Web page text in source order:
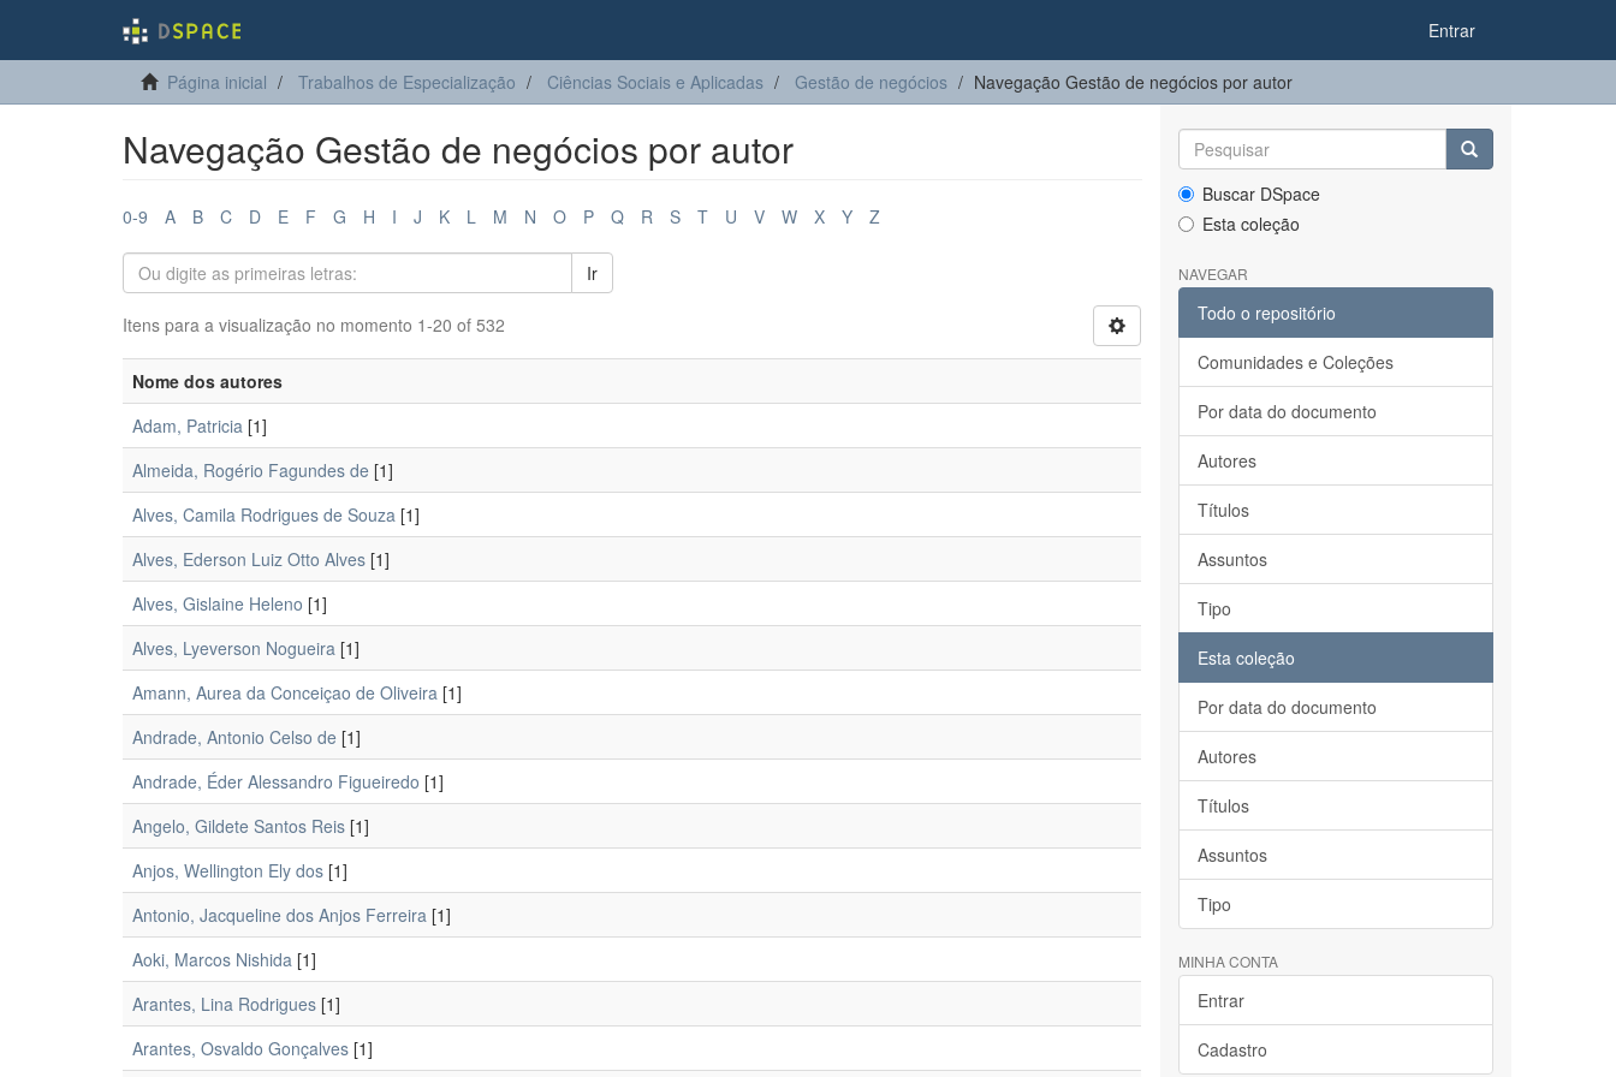
Entrar
Página inicial Trabalhos de Especialização Ciências Sociais e Aplicadas Gestão de negócios Navegação Gestão de negócios por autor
Navegação Gestão de negócios por autor
0-9 A B C D E F G H I J K L M N O P Q R S T U V W X Y Z
Ir
Itens para a visualização no momento 1-20 of 532
Nome dos autores
Adam, Patricia [1]
Almeida, Rogério Fagundes de [1]
Alves, Camila Rodrigues de Souza [1]
Alves, Ederson Luiz Otto Alves [1]
Alves, Gislaine Heleno [1]
Alves, Lyeverson Nogueira [1]
Amann, Aurea da Conceiçao de Oliveira [1]
Andrade, Antonio Celso de [1]
Andrade, Éder Alessandro Figueiredo [1]
Angelo, Gildete Santos Reis [1]
Anjos, Wellington Ely dos [1]
Antonio, Jacqueline dos Anjos Ferreira [1]
Aoki, Marcos Nishida [1]
Arantes, Lina Rodrigues [1]
Arantes, Osvaldo Gonçalves [1]
Buscar DSpace
Esta coleção
NAVEGAR
Todo o repositório
Comunidades e Coleções
Por data do documento
Autores
Títulos
Assuntos
Tipo
Esta coleção
Por data do documento
Autores
Títulos
Assuntos
Tipo
MINHA CONTA
Entrar
Cadastro